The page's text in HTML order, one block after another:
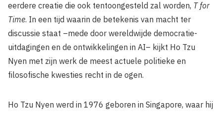
eerdere creatie die ook tentoongesteld zal worden, T for
Time. In een tijd waarin de betekenis van macht ter
discussie staat –mede door wereldwijde democratie-
uitdagingen en de ontwikkelingen in AI– kijkt Ho Tzu
Nyen met zijn werk de meest actuele politieke en
filosofische kwesties recht in de ogen.
Ho Tzu Nyen werd in 1976 geboren in Singapore, waar hij